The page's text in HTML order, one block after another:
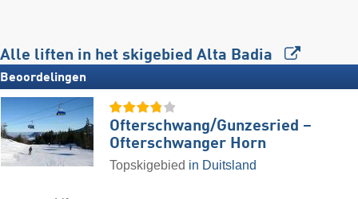
Alle liften in het skigebied Alta Badia
Beoordelingen
Ofterschwang/​Gunzesried –
Ofterschwanger Horn
Topskigebied in Duitsland